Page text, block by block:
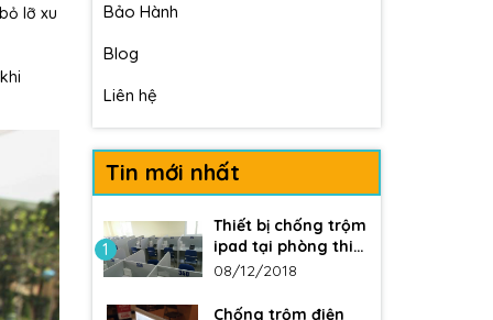
lỡ xu
Bảo Hành
Blog
Liên hệ
Tin mới nhất
1
Thiết bị chống trộm
ipad tại phòng thi
ĐH Y
08/12/2018
Chống trộm điện